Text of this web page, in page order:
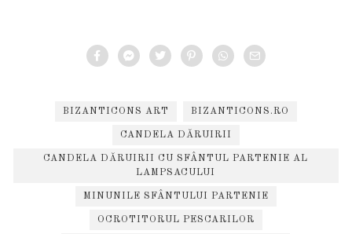
BIZANTICONS ART BIZANTICONS.RO
CANDELA DĂRUIRII
CANDELA DĂRUIRII CU SFÂNTUL PARTENIE AL
LAMPSACULUI
MINUNILE SFÂNTULUI PARTENIE
OCROTITORUL PESCARILOR